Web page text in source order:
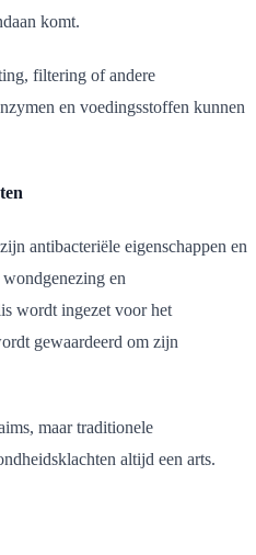
komt.
filtering of andere
en voedingsstoffen kunnen
antibacteriële eigenschappen en
en
wordt ingezet voor het
gewaardeerd om zijn
maar traditionele
altijd een arts.